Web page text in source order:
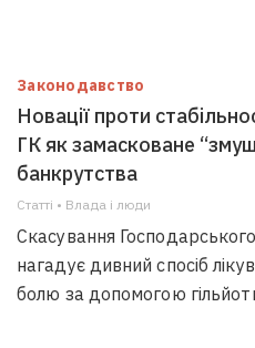
Законодавство
Новації проти
ГК як замасковане
банкрутства
Статті • Влада i люди
Скасування
нагадує дивний спосіб
болю за допомогою